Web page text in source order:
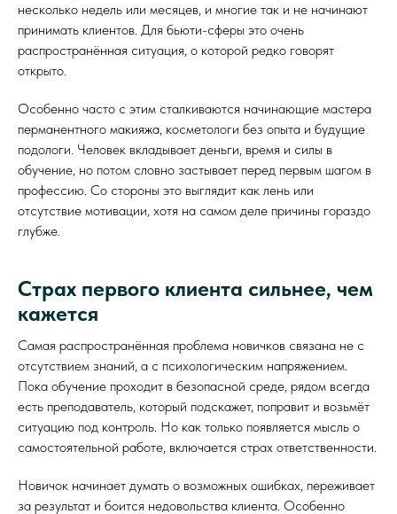
несколько недель или месяцев, и многие так и не начинают
принимать клиентов. Для бьюти-сферы это очень
распространённая ситуация, о которой редко говорят
открыто.
Особенно часто с этим сталкиваются начинающие мастера
перманентного макияжа, косметологи без опыта и будущие
подологи. Человек вкладывает деньги, время и силы в
обучение, но потом словно застывает перед первым шагом в
профессию. Со стороны это выглядит как лень или
отсутствие мотивации, хотя на самом деле причины гораздо
глубже.
Страх первого клиента сильнее, чем
кажется
Самая распространённая проблема новичков связана не с
отсутствием знаний, а с психологическим напряжением.
Пока обучение проходит в безопасной среде, рядом всегда
есть преподаватель, который подскажет, поправит и возьмёт
ситуацию под контроль. Но как только появляется мысль о
самостоятельной работе, включается страх ответственности.
Новичок начинает думать о возможных ошибках, переживает
за результат и боится недовольства клиента. Особенно